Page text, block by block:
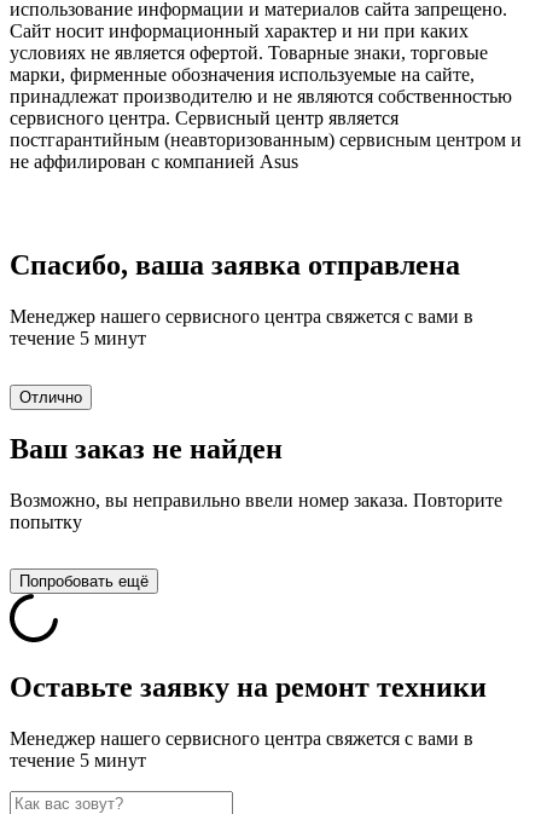
использование информации и материалов сайта запрещено.
Сайт носит информационный характер и ни при каких
условиях не является офертой. Товарные знаки, торговые
марки, фирменные обозначения используемые на сайте,
принадлежат производителю и не являются собственностью
сервисного центра. Сервисный центр является
постгарантийным (неавторизованным) сервисным центром и
не аффилирован с компанией Asus
Спасибо, ваша заявка отправлена
Менеджер нашего сервисного центра свяжется с вами в
течение 5 минут
Отлично
Ваш заказ не найден
Возможно, вы неправильно ввели номер заказа. Повторите
попытку
Попробовать ещё
Оставьте заявку на ремонт техники
Менеджер нашего сервисного центра свяжется с вами в
течение 5 минут